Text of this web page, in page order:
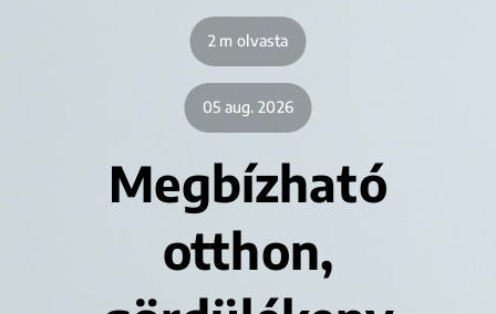
2 m olvasta
05 aug. 2026
Megbízható
otthon,